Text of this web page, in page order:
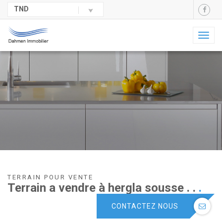
TND
TERRAIN POUR VENTE
Terrain a vendre à hergla sousse . . .
CONTACTEZ NOUS